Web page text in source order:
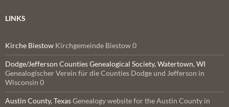
LINKS
Kirche Biestow Kirchgemeinde Biestow 0
Dodge/Jefferson Counties Genealogical Society, Watertown, WI
Genealogischer Verein für die Counties Dodge und Jefferson in
Wisconsin 0
Austin County, TexasGenealogy website for the Austin County in